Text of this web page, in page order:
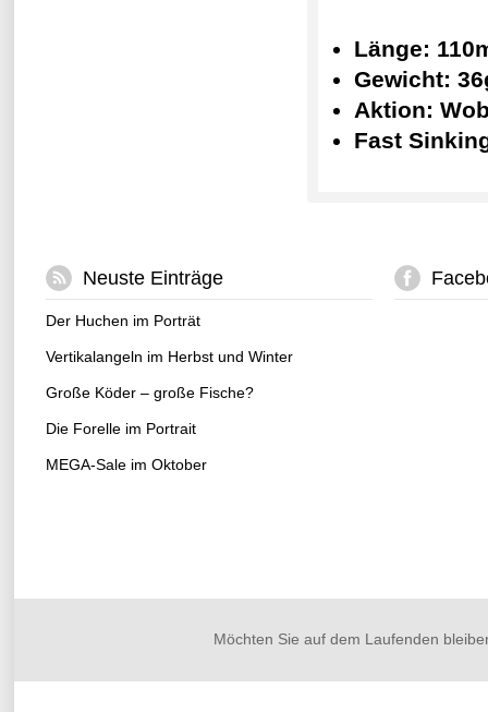
Länge:
Gewicht:
Aktion:
Fast
Neuste Einträge
Der Huchen im Porträt
Vertikalangeln im Herbst und Winter
Große Köder – große Fische?
Die Forelle im Portrait
MEGA-Sale im Oktober
Möchten Sie auf dem Laufenden